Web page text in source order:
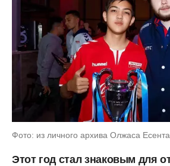
Фото: из личного архива Олжаса
Этот год стал знаковым для